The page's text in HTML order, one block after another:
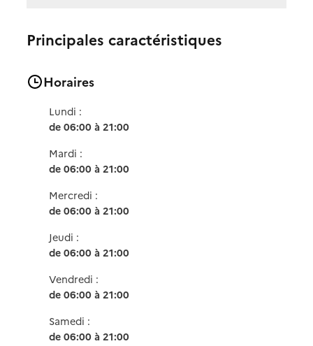
Principales caractéristiques
Horaires
Lundi :
de 06:00 à 21:00
Mardi :
de 06:00 à 21:00
Mercredi :
de 06:00 à 21:00
Jeudi :
de 06:00 à 21:00
Vendredi :
de 06:00 à 21:00
Samedi :
de 06:00 à 21:00